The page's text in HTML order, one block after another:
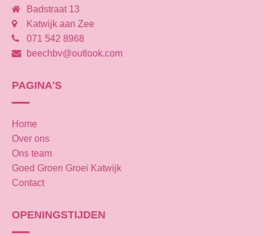
Badstraat 13
Katwijk aan Zee
071 542 8968
beechbv@outlook.com
PAGINA'S
Home
Over ons
Ons team
Goed Groen Groei Katwijk
Contact
OPENINGSTIJDEN